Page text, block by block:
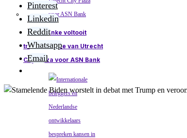
Ten Brinke voltooit
transformatie van Utrecht
City Plaza voor ASN Bank
Pinterest
Linkedin
Reddit
Whatsapp
Email